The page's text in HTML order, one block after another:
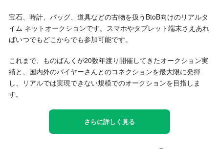
宝石、時計、バッグ、道具などの古物を扱うBtoB向けのリアルタ
イム ネットオークションです。スマホやタブレット端末さえあれ
ばいつでもどこからでも参加可能です。
これまで、ものばんくが20数年渡り開催してきたオークション実
績と、国内外のバイヤーさんとのコネクションを最大限に発揮
し、リアルでは実現できない規模でのオークションを目指しま
す。
さらに詳しく見る